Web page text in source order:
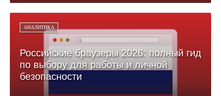
АНАЛИТИКА
Российские браузеры 2026: полный гид
по выбору для работы и личной
безопасности